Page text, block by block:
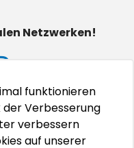
Netzwerken!
funktionieren
der Verbesserung
verbessern
auf unserer